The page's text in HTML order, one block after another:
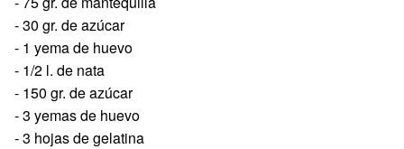
- 30 gr. de azúcar
- 1 yema de huevo
- 1/2 l. de nata
- 150 gr. de azúcar
- 3 yemas de huevo
- 3 hojas de gelatina